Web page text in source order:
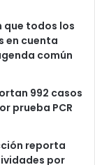
que todos los
en cuenta
común
992 casos
prueba PCR
reporta
por